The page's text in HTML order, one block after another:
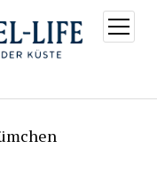
Menü
öffnen